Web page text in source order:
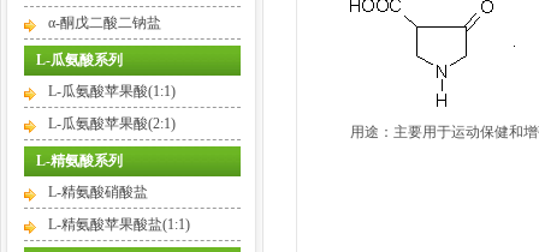
α-酮戊二酸二钠盐
L-瓜氨酸系列
L-瓜氨酸苹果酸(1:1)
L-瓜氨酸苹果酸(2:1)
L-精氨酸系列
L-精氨酸硝酸盐
L-精氨酸苹果酸盐(1:1)
用途：主要用于运动保健和